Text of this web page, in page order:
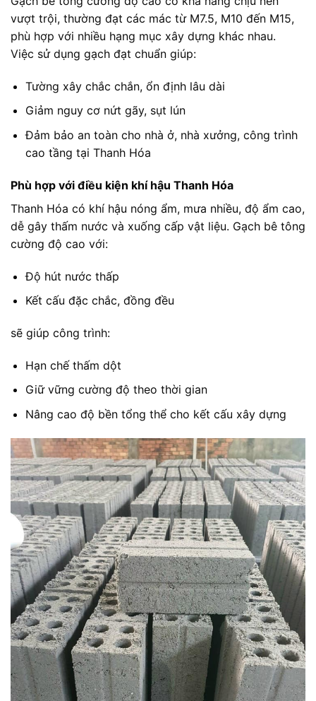
vượt trội, thường đạt các mác từ M7.5, M10 đến M15,
phù hợp với nhiều hạng mục xây dựng khác nhau.
Việc sử dụng gạch đạt chuẩn giúp:
Tường xây chắc chắn, ổn định lâu dài
Giảm nguy cơ nứt gãy, sụt lún
Đảm bảo an toàn cho nhà ở, nhà xưởng, công trình
cao tầng tại Thanh Hóa
Phù hợp với điều kiện khí hậu Thanh Hóa
Thanh Hóa có khí hậu nóng ẩm, mưa nhiều, độ ẩm cao,
dễ gây thấm nước và xuống cấp vật liệu. Gạch bê tông
cường độ cao với:
Độ hút nước thấp
Kết cấu đặc chắc, đồng đều
sẽ giúp công trình:
Hạn chế thấm dột
Giữ vững cường độ theo thời gian
Nâng cao độ bền tổng thể cho kết cấu xây dựng